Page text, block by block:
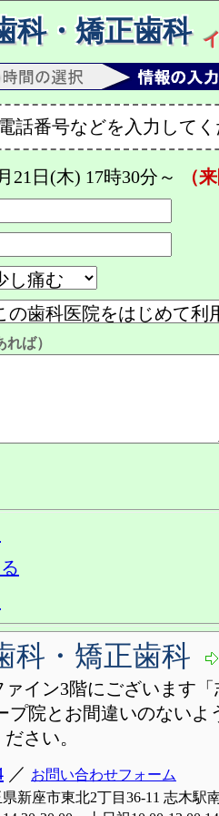
科・矯正歯科
話番号などを入力してく
21日(木) 17時30分～
（
ば）
科・矯正歯科
イン3階にございます
プ院とお間違いのないよ
さい。
／ お問い合わせフォーム
県新座市東北2丁目36-11 志木駅